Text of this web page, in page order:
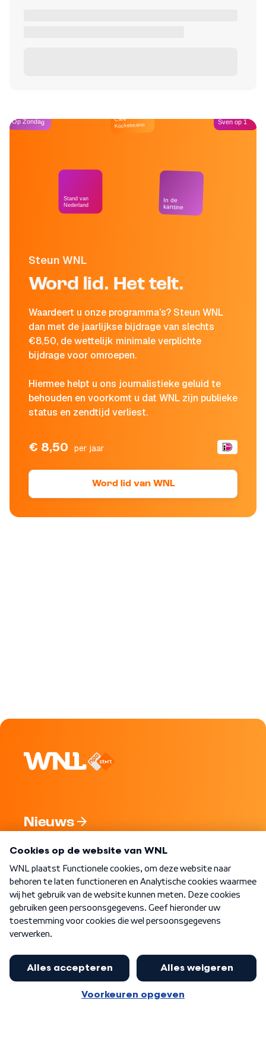
Steun WNL
Word lid. Het telt.
Waardeert u onze programma's? Steun WNL
dan met de jaarlijkse bijdrage van slechts
€8,50, de wettelijk minimale verplichte
bijdrage voor omroepen.
Hiermee helpt u ons journalistieke geluid te
behouden en voorkomt u dat WNL zijn publieke
status en zendtijd verliest.
€ 8,50 per jaar
Word lid van WNL
Op Zondag
Stand van
Nederland
Café
Kockelmann
In de
kantine
Sven op 1
Nieuws
Nieuwsbrief
Word Lid